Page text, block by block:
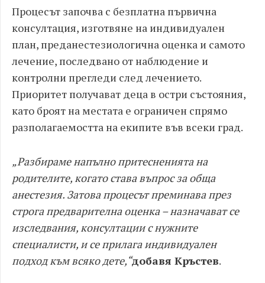
Процесът започва с безплатна първична
консултация, изготвяне на индивидуален
план, преданестезиологична оценка и самото
лечение, последвано от наблюдение и
контролни прегледи след лечението.
Приоритет получават деца в остри състояния,
като броят на местата е ограничен спрямо
разполагаемостта на екипите във всеки град.
„Разбираме напълно притесненията на
родителите, когато става въпрос за обща
анестезия. Затова процесът преминава през
строга предварителна оценка – назначават се
изследвания, консултации с нужните
специалисти, и се прилага индивидуален
подход към всяко дете,“добавя Кръстев.